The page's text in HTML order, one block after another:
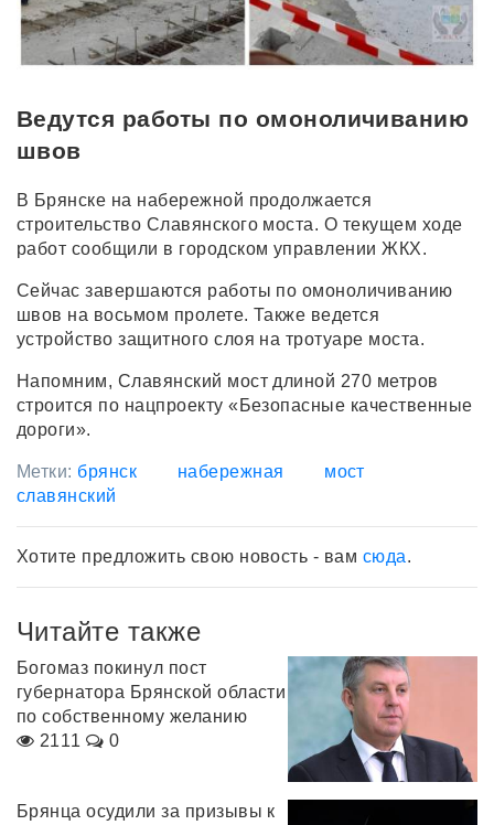
Ведутся работы по омоноличиванию
швов
В Брянске на набережной продолжается
строительство Славянского моста. О текущем ходе
работ сообщили в городском управлении ЖКХ.
Сейчас завершаются работы по омоноличиванию
швов на восьмом пролете. Также ведется
устройство защитного слоя на тротуаре моста.
Напомним, Славянский мост длиной 270 метров
строится по нацпроекту «Безопасные качественные
дороги».
Метки: брянск набережная
мост
славянский
Хотите предложить свою новость - вам сюда.
Читайте также
Богомаз покинул пост
губернатора Брянской области
по собственному желанию
2111
0
Брянца осудили за призывы к